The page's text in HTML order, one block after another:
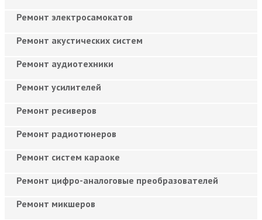
Ремонт электросамокатов
Ремонт акустических систем
Ремонт аудиотехники
Ремонт усилителей
Ремонт ресиверов
Ремонт радиотюнеров
Ремонт систем караоке
Ремонт цифро-аналоговые преобразователей
Ремонт микшеров